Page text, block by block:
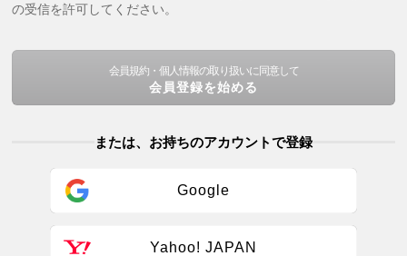
の受信を許可してください。
会員規約・個人情報の取り扱いに同意して
会員登録を始める
または、お持ちのアカウントで登録
Google
Yahoo! JAPAN